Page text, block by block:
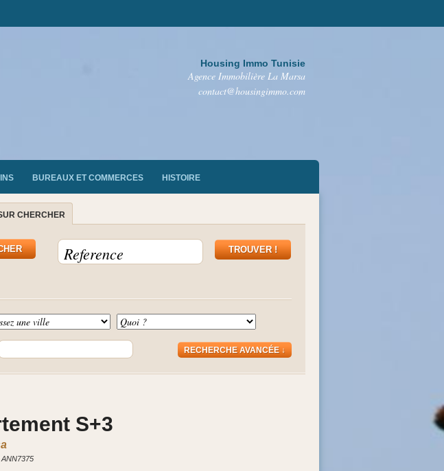
Housing Immo Tunisie
Agence Immobilière La Marsa
contact@housingimmo.com
BUREAUX ET COMMERCES HISTOIRE
CHERCHER
RECHERCHE AVANCÉE ↓
S+3